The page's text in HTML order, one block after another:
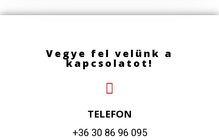
Vegye fel velünk a
kapcsolatot!
TELEFON
+36 30 86 96 095